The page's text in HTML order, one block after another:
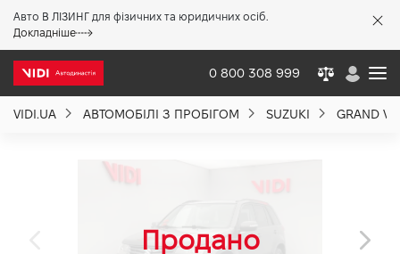
Авто В ЛІЗИНГ для фізичних та юридичних осіб.
Докладніше
0 800 308 999
VIDI.UA АВТОМОБІЛІ З ПРОБІГОМ SUZUKI GRAND